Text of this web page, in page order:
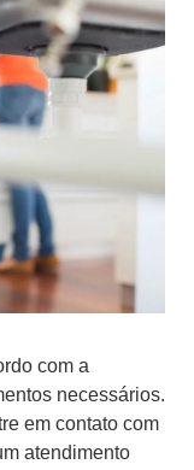
com a
necessários.
em contato com
atendimento